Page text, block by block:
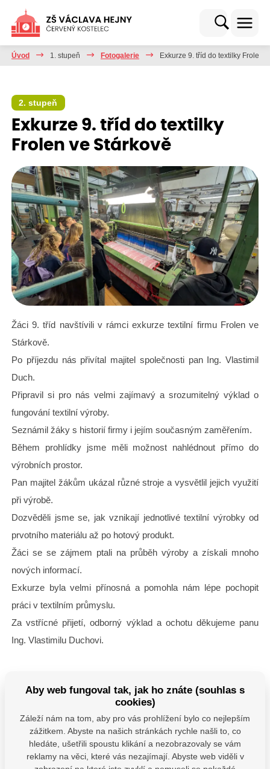
Úvod 1. stupeň Fotogalerie Exkurze 9. tříd do textilky Frolen
2. stupeň
Exkurze 9. tříd do textilky
Frolen ve Stárkově
Žáci 9. tříd navštívili v rámci exkurze textilní firmu Frolen ve
Stárkově.
Po příjezdu nás přivítal majitel společnosti pan Ing. Vlastimil
Duch.
Připravil si pro nás velmi zajímavý a srozumitelný výklad o
fungování textilní výroby.
Seznámil žáky s historií firmy i jejím současným zaměřením.
Během prohlídky jsme měli možnost nahlédnout přímo do
výrobních prostor.
Pan majitel žákům ukázal různé stroje a vysvětlil jejich využití
při výrobě.
Dozvěděli jsme se, jak vznikají jednotlivé textilní výrobky od
prvotního materiálu až po hotový produkt.
Žáci se se zájmem ptali na průběh výroby a získali mnoho
nových informací.
Exkurze byla velmi přínosná a pomohla nám lépe pochopit
práci v textilním průmyslu.
Za vstřícné přijetí, odborný výklad a ochotu děkujeme panu
Ing. Vlastimilu Duchovi.
Aby web fungoval tak, jak ho znáte (souhlas s
cookies)
Záleží nám na tom, aby pro vás prohlížení bylo co nejlepším
zážitkem. Abyste na našich stránkách rychle našli to, co
hledáte, ušetřili spoustu klikání a nezobrazovaly se vám
reklamy na věci, které vás nezajímají. Abyste web viděli v